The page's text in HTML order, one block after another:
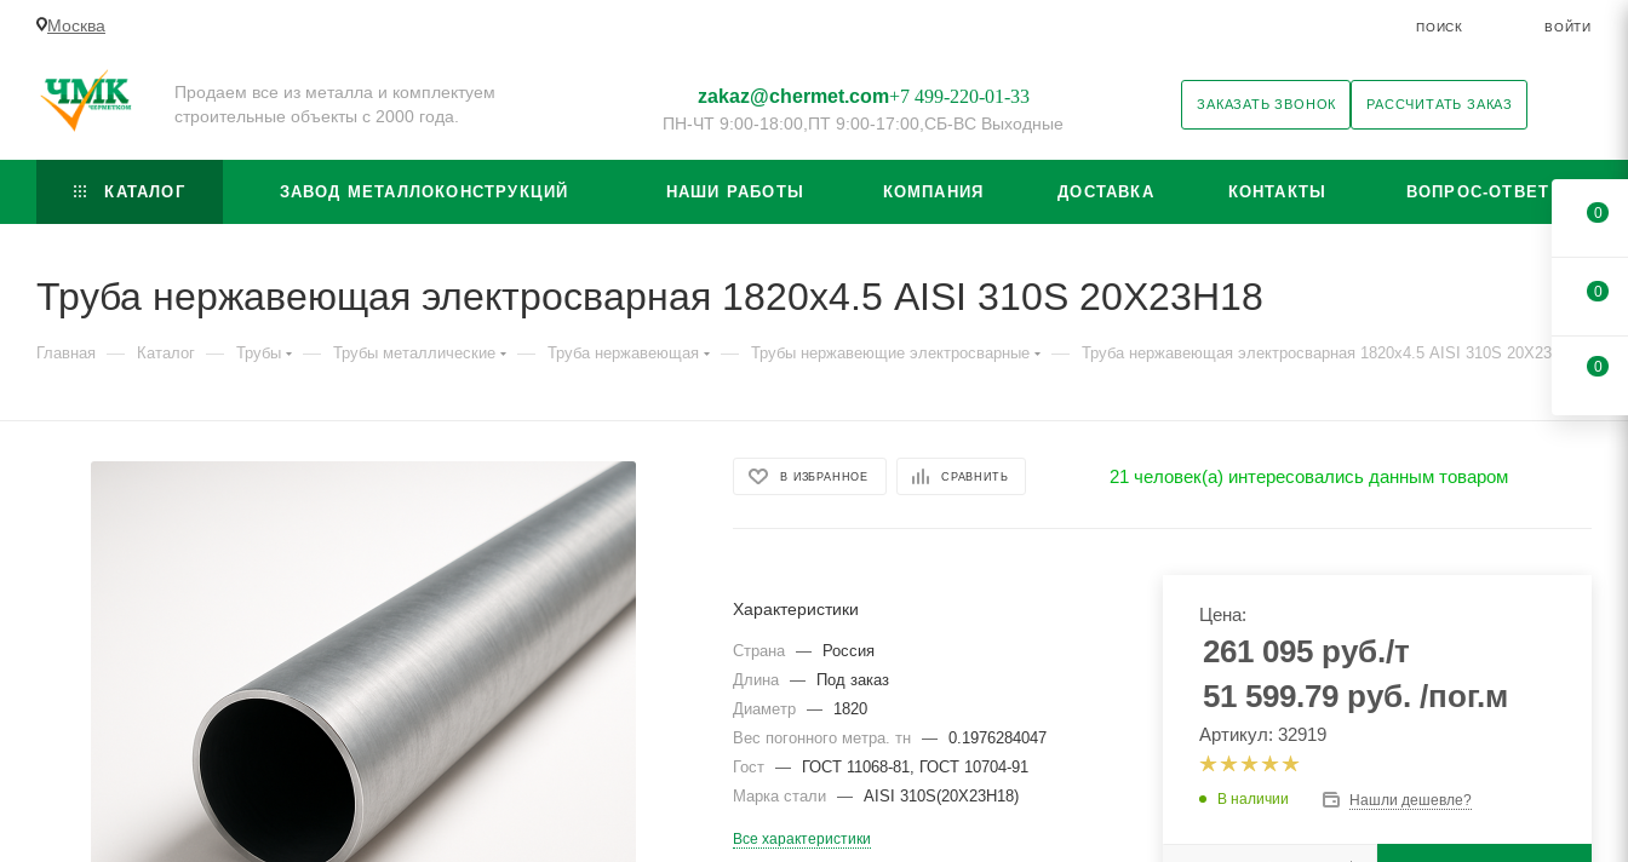
Москва ПОИСК ВОЙТИ
Продаем все из металла и комплектуем
строительные объекты с 2000 года.
zakaz@chermet.com+7 499-220-01-33
ПН-ЧТ 9:00-18:00, ПТ 9:00-17:00, СБ-ВС Выходные
ЗАКАЗАТЬ ЗВОНОК РАССЧИТАТЬ ЗАКАЗ
КАТАЛОГ ЗАВОД МЕТАЛЛОКОНСТРУКЦИЙ НАШИ РАБОТЫ КОМПАНИЯ ДОСТАВКА КОНТАКТЫ ВОПРОС-ОТВЕТ
Труба нержавеющая электросварная 1820х4.5 AISI 310S 20Х23Н18
Главная — Каталог — Трубы — Трубы металлические — Труба нержавеющая — Трубы нержавеющие электросварные — Труба нержавеющая электросварная 1820х4.5 AISI 310S 20Х23Н18
В ИЗБРАННОЕ СРАВНИТЬ 21 человек(а) интересовались данным товаром
Характеристики
Страна —
Россия
Длина
—
Под заказ
Диаметр
—
1820
Вес погонного метра. тн
—
0.1976284047
Гост
—
ГОСТ 11068-81, ГОСТ 10704-91
Марка стали
— AISI 310S(20Х23Н18)
Все характеристики
Цена:
261 095руб./т
51 599.79 руб. /пог.м
Артикул: 32919
В наличии Нашли дешевле?
0
0
0